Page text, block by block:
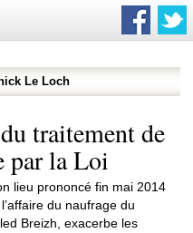
Le Loch
traitement de
par la Loi
lieu prononcé fin mai 2014
du naufrage du
Breizh, exacerbe les